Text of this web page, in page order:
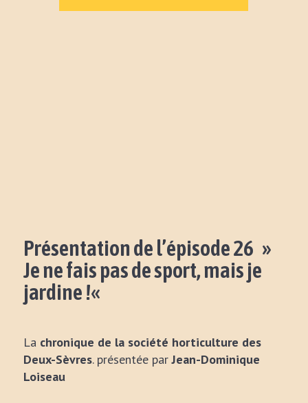
Présentation de l’épisode 26 »
Je ne fais pas de sport, mais je
jardine !«
La chronique de la société horticulture des
Deux-Sèvres. présentée parJean-Dominique
Loiseau